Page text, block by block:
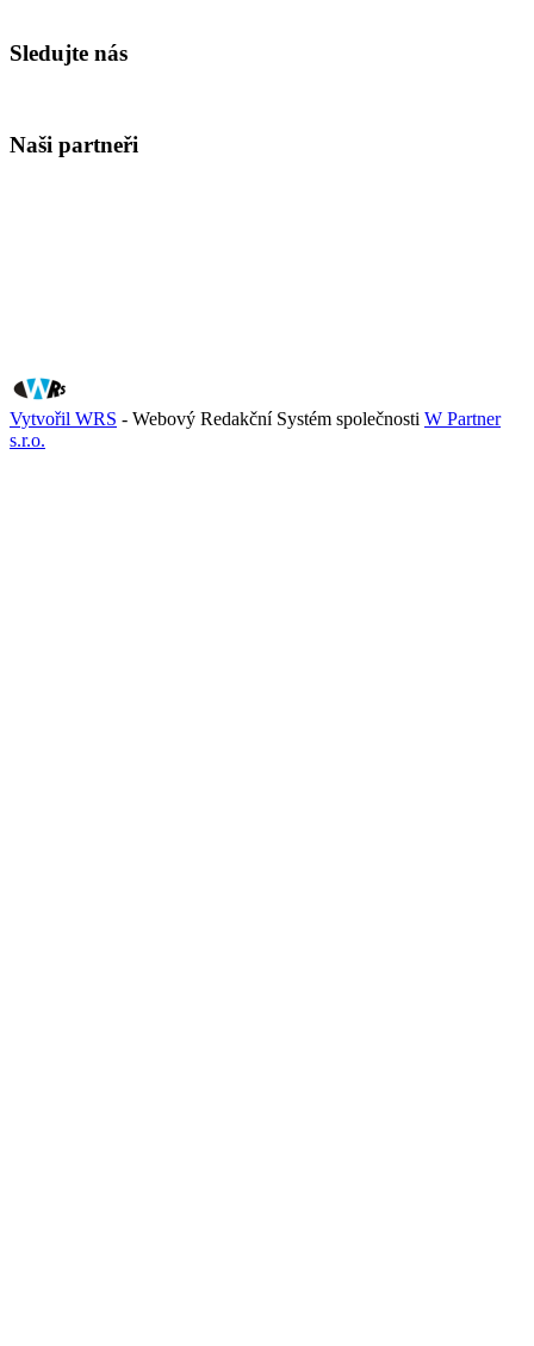
Sledujte nás
Naši partneři
Vytvořil WRS - Webový Redakční Systém společnosti W Partner
s.r.o.